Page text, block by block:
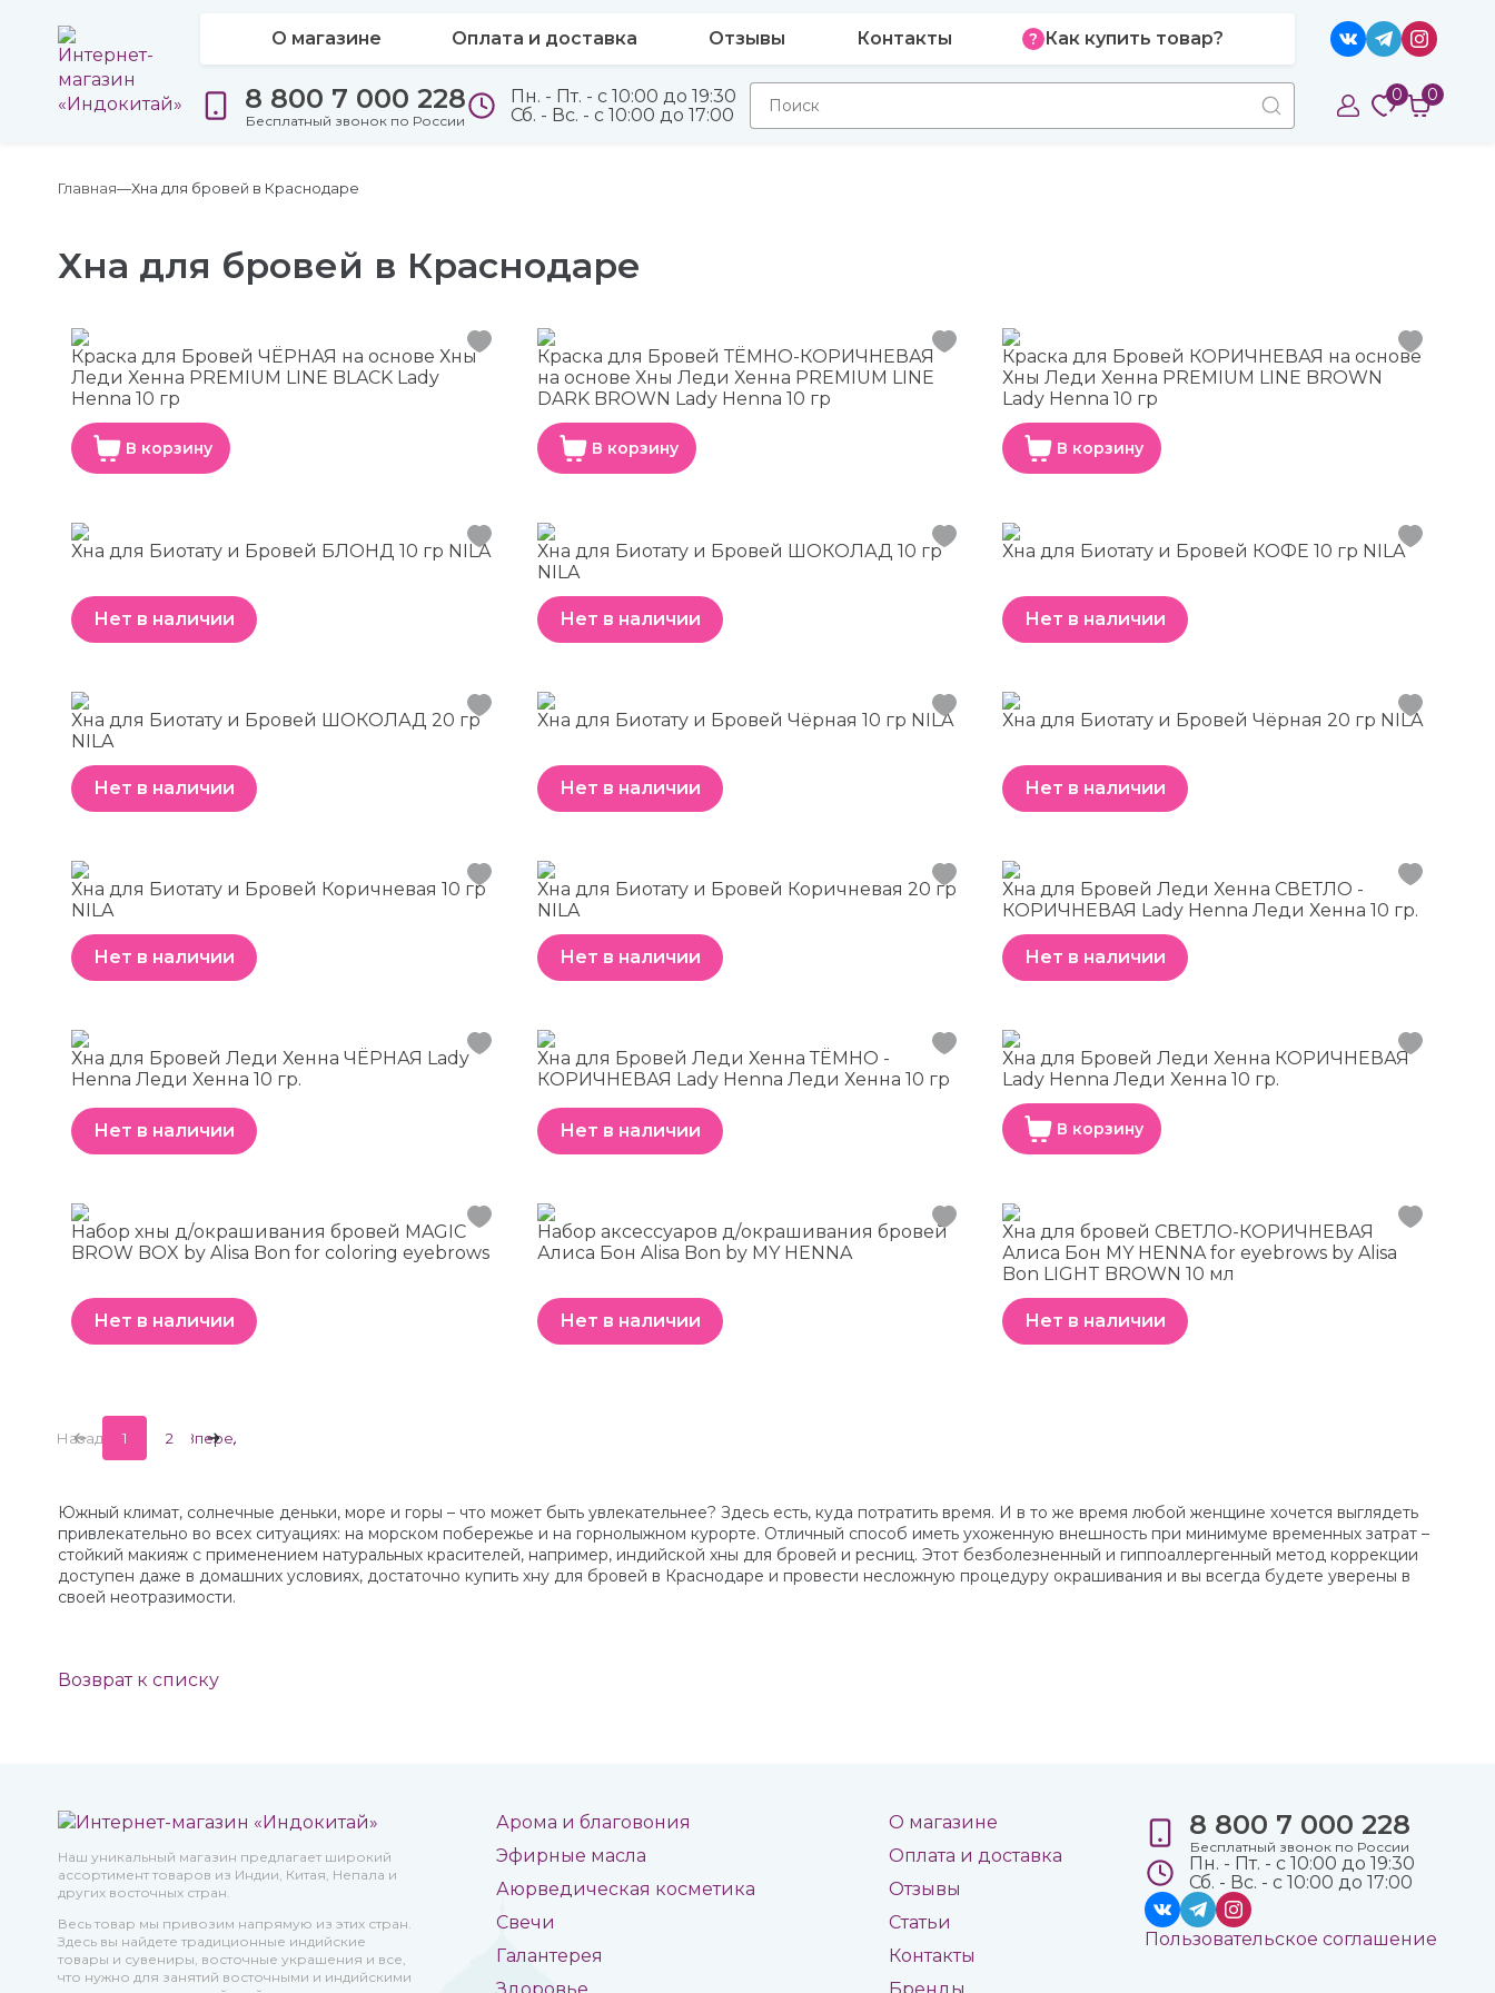
О магазине Оплата и доставка Отзывы Контакты Как купить товар?
8 800 7 000 228
Бесплатный звонок по России
Пн. - Пт. - с 10:00 до 19:30
Сб. - Вс. - с 10:00 до 17:00
0 0
Главная Хна для бровей в Краснодаре
Хна для бровей в Краснодаре
Краска для Бровей ЧЁРНАЯ на основе Хны
Леди Хенна PREMIUM LINE BLACK Lady
Henna 10 гр
В корзину
Краска для Бровей ТЁМНО-КОРИЧНЕВАЯ
на основе Хны Леди Хенна PREMIUM LINE
DARK BROWN Lady Henna 10 гр
В корзину
Краска для Бровей КОРИЧНЕВАЯ на основе
Хны Леди Хенна PREMIUM LINE BROWN
Lady Henna 10 гр
В корзину
Хна для Биотату и Бровей БЛОНД 10 гр NILA
Нет в наличии
Хна для Биотату и Бровей ШОКОЛАД 10 гр
NILA
Нет в наличии
Хна для Биотату и Бровей КОФЕ 10 гр NILA
Нет в наличии
Хна для Биотату и Бровей ШОКОЛАД 20 гр
NILA
Нет в наличии
Хна для Биотату и Бровей Чёрная 10 гр NILA
Нет в наличии
Хна для Биотату и Бровей Чёрная 20 гр NILA
Нет в наличии
Хна для Биотату и Бровей Коричневая 10 гр
NILA
Нет в наличии
Хна для Биотату и Бровей Коричневая 20 гр
NILA
Нет в наличии
Хна для Бровей Леди Хенна СВЕТЛО -
КОРИЧНЕВАЯ Lady Henna Леди Хенна 10 гр.
Нет в наличии
Хна для Бровей Леди Хенна ЧЁРНАЯ Lady
Henna Леди Хенна 10 гр.
Нет в наличии
Хна для Бровей Леди Хенна ТЁМНО -
КОРИЧНЕВАЯ Lady Henna Леди Хенна 10 гр
Нет в наличии
Хна для Бровей Леди Хенна КОРИЧНЕВАЯ
Lady Henna Леди Хенна 10 гр.
В корзину
Набор хны д/окрашивания бровей MAGIC
BROW BOX by Alisa Bon for coloring eyebrows
Нет в наличии
Набор аксессуаров д/окрашивания бровей
Алиса Бон Alisa Bon by MY HENNA
Нет в наличии
Хна для бровей СВЕТЛО-КОРИЧНЕВАЯ
Алиса Бон MY HENNA for eyebrows by Alisa
Bon LIGHT BROWN 10 мл
Нет в наличии
Назад 1 2 Вперед
Южный климат, солнечные деньки, море и горы – что может быть увлекательнее? Здесь есть, куда потратить время. И в то же время любой женщине хочется выглядеть
привлекательно во всех ситуациях: на морском побережье и на горнолыжном курорте. Отличный способ иметь ухоженную внешность при минимуме временных затрат –
стойкий макияж с применением натуральных красителей, например, индийской хны для бровей и ресниц. Этот безболезненный и гиппоаллергенный метод коррекции
доступен даже в домашних условиях, достаточно купить хну для бровей в Краснодаре и провести несложную процедуру окрашивания и вы всегда будете уверены в
своей неотразимости.
Возврат к списку
Наш уникальный магазин предлагает широкий
ассортимент товаров из Индии, Китая, Непала и
других восточных стран.
Весь товар мы привозим напрямую из этих стран.
Здесь вы найдете традиционные индийские
товары и сувениры, восточные украшения и все,
что нужно для занятий восточными и индийскими
Арома и благовония
Эфирные масла
Аюрведическая косметика
Свечи
Галантерея
О магазине
Оплата и доставка
Отзывы
Статьи
Контакты
8 800 7 000 228
Бесплатный звонок по России
Пн. - Пт. - с 10:00 до 19:30
Сб. - Вс. - с 10:00 до 17:00
Пользовательское соглашение